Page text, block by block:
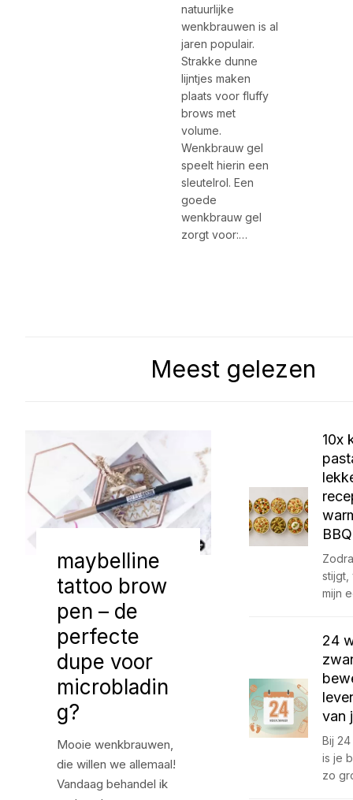
natuurlijke
wenkbrauwen is al
jaren populair.
Strakke dunne
lijntjes maken
plaats voor fluffy
brows met
volume.
Wenkbrauw gel
speelt hierin een
sleutelrol. Een
goede
wenkbrauw gel
zorgt voor:…
Meest gelezen
maybelline
tattoo brow
pen – de
perfecte
dupe voor
microbladin
g?
Mooie wenkbrauwen,
die willen we allemaal!
Vandaag behandel ik
10x
stijgt,
mijn
24
van
Bij
is je
zo